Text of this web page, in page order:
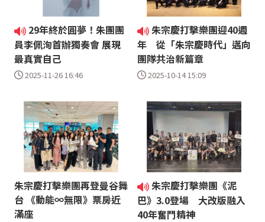
29年終於圓夢！朱團團
員李佩洵首辦獨奏會 展現
最真實自己
2025-11-26 16:46
朱宗慶打擊樂團迎40週
年 從「朱宗慶時代」邁向
團隊共治新篇章
2025-10-14 15:09
朱宗慶打擊樂團再登曼谷舞
台 《動能∞無限》票房近
滿座
朱宗慶打擊樂團《泥
巴》3.0登場 大改版融入
40年奮鬥精神